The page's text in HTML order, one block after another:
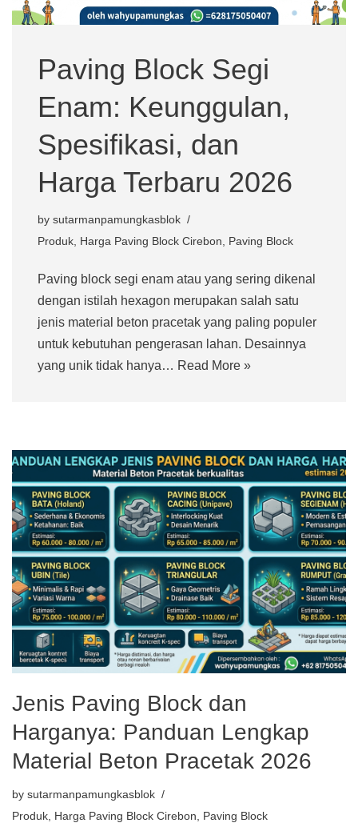
Paving Block Segi
Enam: Keunggulan,
Spesifikasi, dan
Harga Terbaru 2026
by sutarmanpamungkasblok
Produk Harga Paving Block Cirebon Paving Block
Paving block segi enam atau yang sering dikenal
dengan istilah hexagon merupakan salah satu
jenis material beton pracetak yang paling populer
untuk kebutuhan pengerasan lahan. Desainnya
yang unik tidak hanya… Read More »
Jenis Paving Block dan
Harganya: Panduan Lengkap
Material Beton Pracetak 2026
by sutarmanpamungkasblok
Produk Harga Paving Block Cirebon Paving Block